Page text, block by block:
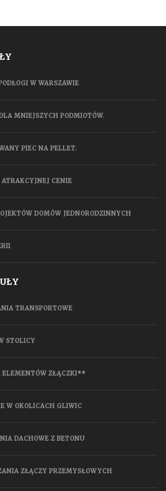
W WARSZAWIE
MNIEJSZYCH PODMIOTÓW.
PIEC NA PELLET.
CENIE
DOMÓW JEDNORODZINNYCH
TRANSPORTOWE
STOLICY
ELEMENTÓW ZŁĄCZKI**
W OKOLICACH GLIWIC
DACHOWE Z BETONU
ZŁĄCZY PRZEMYSŁOWYCH